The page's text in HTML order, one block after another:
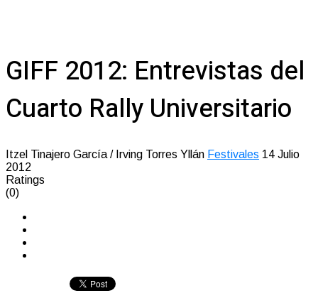
GIFF 2012: Entrevistas del
Cuarto Rally Universitario
Itzel Tinajero García / Irving Torres Yllán Festivales 14 Julio
2012
Ratings
(0)